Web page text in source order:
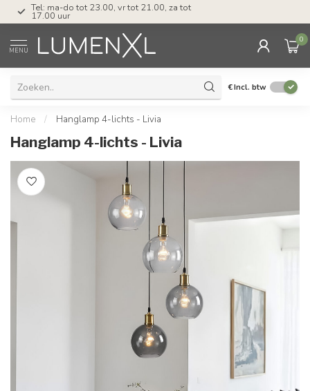
Tel: ma-do tot 23.00, vr tot 21.00, za tot
17.00 uur
MENU
0
€Incl. btw
Home / Hanglamp 4-lichts - Livia
Hanglamp 4-lichts - Livia